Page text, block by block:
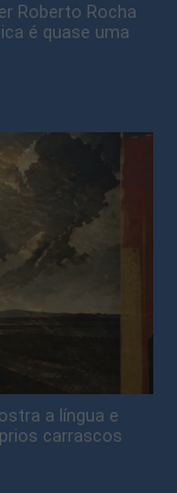
Roberto Rocha
é quase uma
a língua e
carrascos